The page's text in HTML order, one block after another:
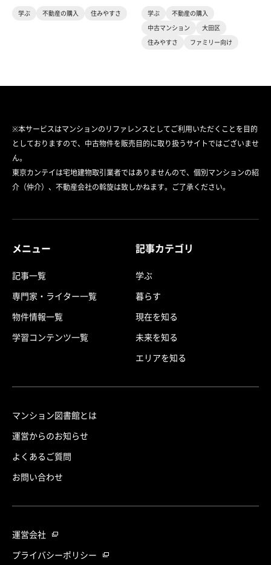
学ぶ 不動産の購入 住みやすさ 学ぶ
不動産の購入
中古マンション
大田区
住みやすさ
ファミリー向け
※本サービスはマンションのリファレンスとしてご利用いただくことを目的
としておりますので、中古物件を販売目的に取り扱うサイトではございませ
ん。
東京カンテイは宅地建物取引業者ではありませんので、個別マンションの紹
介（仲介）、不動産会社の斡旋は致しかねます。ご了承ください。
メニュー
記事一覧
専門家・ライター一覧
物件情報一覧
学習コンテンツ一覧
記事カテゴリ
学ぶ
暮らす
現在を知る
未来を知る
エリアを知る
マンション図書館とは
運営からのお知らせ
よくあるご質問
お問い合わせ
運営会社
プライバシーポリシー